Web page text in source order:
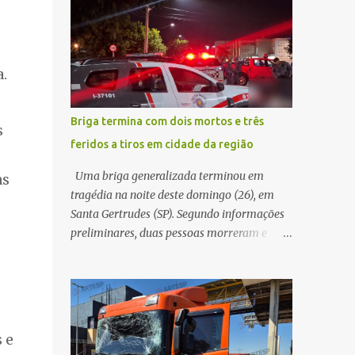
e
maior benefício possível à população. Essa
reflexão encontra respaldo tanto na teoria
da admini...
quando acabou colidindo na traseira de um
Jeep Renegade. Segundo relato da condutora
do veículo, o trânsito estava lento e
congestionado devido a obras realizadas na
rodovia, momento em que ocorreu o
impacto. Com a violência da colisão, o
motociclista foi arremessado ao solo.
Testemunhas relataram que o capacete teria
se desprendido durante o acidente. O jovem
sofreu ferimentos gravíssimos e morreu
ainda no local. Equipes de resgate e de
atendimento da concessionária responsável
socorro à vítima. No entanto, o óbito foi
constatado ainda no local do acidente. A
Polícia Militar Rodoviária compareceu para
o registro da ocorrência...
Briga termina com dois mortos e três
feridos a tiros em cidade da região
Uma briga generalizada terminou em
tragédia na noite deste domingo (26), em
Santa Gertrudes (SP). Segundo informações
preliminares, duas pessoas morreram e
adega. O caso aconteceu por volta das
20h40, na região da Avenida João Vitte. De
acordo com as primeiras informações, a
confusão teria começado dentro do